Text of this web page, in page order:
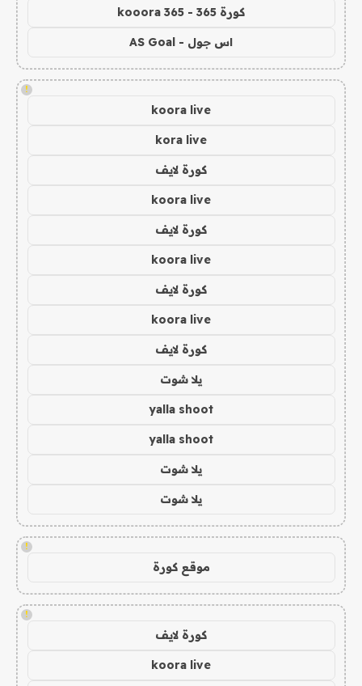
كورة 365 - kooora 365
اس جول - AS Goal
!
koora live
kora live
كورة لايف
koora live
كورة لايف
koora live
كورة لايف
koora live
كورة لايف
يلا شوت
yalla shoot
yalla shoot
يلا شوت
يلا شوت
!
موقع كورة
!
كورة لايف
koora live